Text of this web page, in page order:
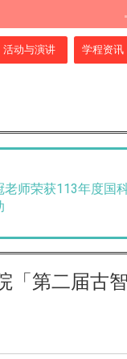
活动与演讲 学程资讯
师荣获113年度国科
「 第二届古